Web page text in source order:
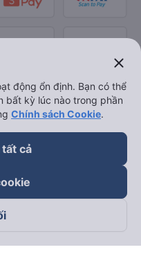
close
động ổn định. Bạn có thể
bất kỳ lúc nào trong phần
Chính sách Cookie.
cả